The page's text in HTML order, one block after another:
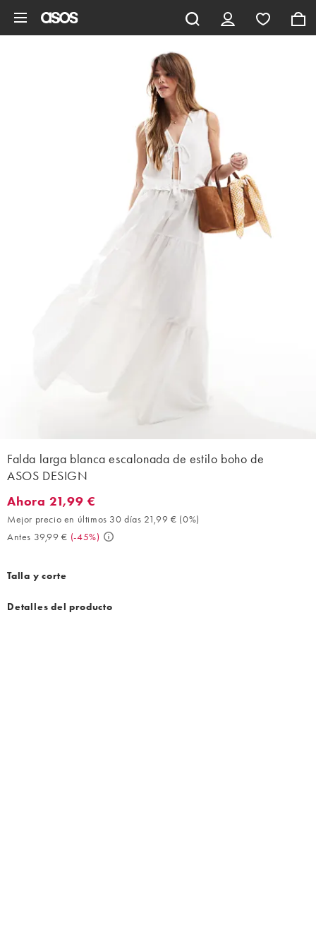
Falda larga blanca escalonada de estilo boho de
ASOS DESIGN
Ahora 21,99 €. Mejor precio en últimos 30 días 21,99 € (0%).
Ahora 21,99 €
Mejor precio en últimos 30 días 21,99 € (0%)
Antes 39,99 € (-45%)
Talla y corte
Detalles del producto